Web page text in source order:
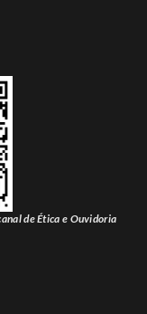
de Ética e Ouvidoria